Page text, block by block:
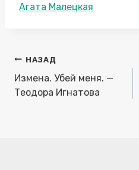
Метки
Агата Малецкая
Навигация
по
записям
НАЗАД
Измена. Убей меня. —
Теодора Игнатова